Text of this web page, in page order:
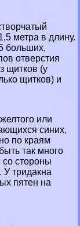
метра в длину.
больших,
отверстия
щитков (у
щитков) и
или
синих,
по краям
так много
со стороны
У тридакна
пятен на